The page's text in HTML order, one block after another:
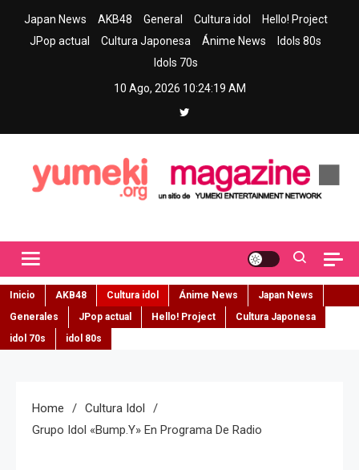
Japan News AKB48 General Cultura idol
Hello! Project
JPop actual
Cultura Japonesa Ánime News
Idols 80s
Idols 70s
10 Ago, 2026 10:24:20 AM
Inicio AKB48 Cultura idol Ánime News
Japan News
Generales
JPop actual Hello! Project
Cultura Japonesa
idol 70s
idol 80s
Home
Cultura Idol
Grupo Idol «bump.y» En Programa De Radio